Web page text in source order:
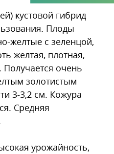
кустовой гибрид
Плоды
желтые с зеленцой,
желтая, плотная,
очень
золотистым
3-3,2 см. Кожура
Средняя
урожайность,